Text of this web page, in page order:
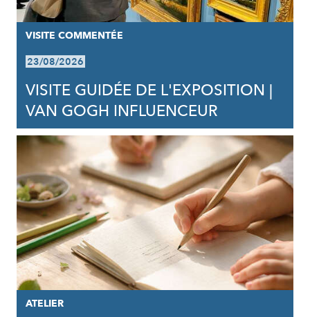
VISITE COMMENTÉE
23/08/2026
VISITE GUIDÉE DE L'EXPOSITION |
VAN GOGH INFLUENCEUR
ATELIER